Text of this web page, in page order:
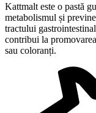
Kattmalt este o pastă
metabolismul și
tractului
contribui la
sau coloranți.